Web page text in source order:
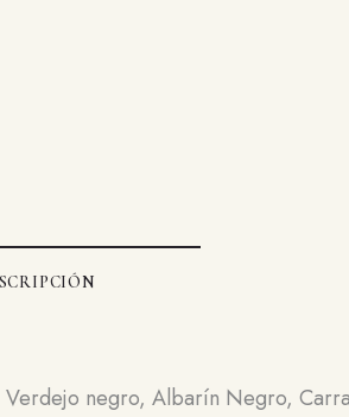
Verdejo negro, Albarín Negro,